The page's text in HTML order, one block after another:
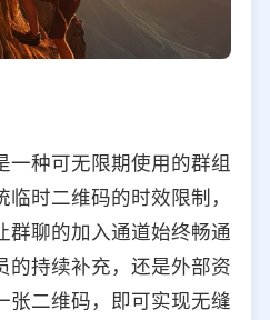
一种可无限期使用的群组
时二维码的时效限制，
群聊的加入通道始终畅通
的持续补充，还是外部资
张二维码，即可实现无缝